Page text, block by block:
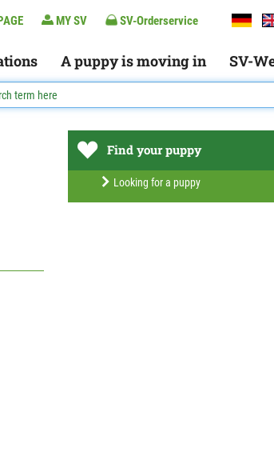
MY SV SV-Orderservice
A puppy is moving in SV-
Find your puppy
Looking for a puppy